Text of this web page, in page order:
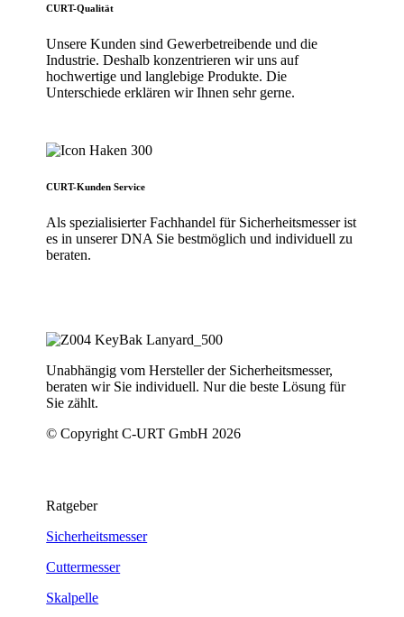
CURT-Qualität
Unsere Kunden sind Gewerbetreibende und die
Industrie. Deshalb konzentrieren wir uns auf
hochwertige und langlebige Produkte. Die
Unterschiede erklären wir Ihnen sehr gerne.
CURT-Kunden Service
Als spezialisierter Fachhandel für Sicherheitsmesser ist
es in unserer DNA Sie bestmöglich und individuell zu
beraten.
Unabhängig vom Hersteller der Sicherheitsmesser,
beraten wir Sie individuell. Nur die beste Lösung für
Sie zählt.
© Copyright C-URT GmbH 2026
Ratgeber
Sicherheitsmesser
Cuttermesser
Skalpelle